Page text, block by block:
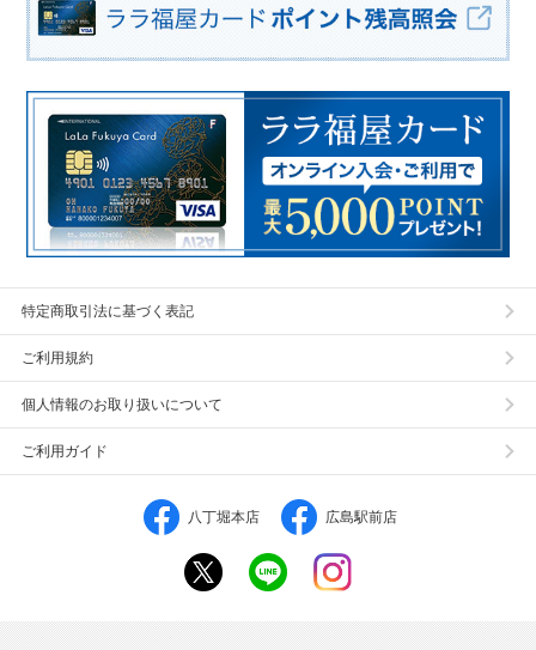
特定商取引法に基づく表記
ご利用規約
個人情報のお取り扱いについて
ご利用ガイド
八丁堀本店 広島駅前店